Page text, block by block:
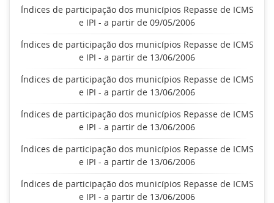
Índices de participação dos municípios Repasse de ICMS
e IPI - a partir de 09/05/2006
Índices de participação dos municípios Repasse de ICMS
e IPI - a partir de 13/06/2006
Índices de participação dos municípios Repasse de ICMS
e IPI - a partir de 13/06/2006
Índices de participação dos municípios Repasse de ICMS
e IPI - a partir de 13/06/2006
Índices de participação dos municípios Repasse de ICMS
e IPI - a partir de 13/06/2006
Índices de participação dos municípios Repasse de ICMS
e IPI - a partir de 13/06/2006